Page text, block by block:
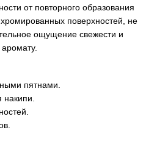
от повторного образования
поверхностей, не
ощущение свежести и
пятнами.